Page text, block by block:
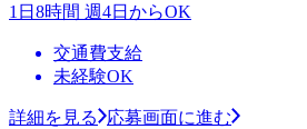
1日8時間 週4日からOK
交通費支給
未経験OK
詳細を見る
応募画面に進む